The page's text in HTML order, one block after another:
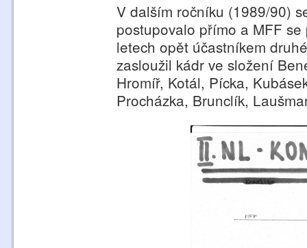
V dalším ročníku (1989/90)
postupovalo přímo a MFF
letech opět účastníkem
zasloužil kádr ve složení
Hromíř, Kotál, Pícka,
Procházka, Brunclík,